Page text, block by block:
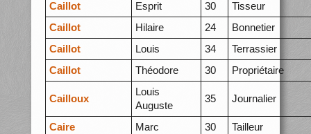
Caillot
Esprit 30
Tisseur
Caillot
Hilaire 24
Bonnetier
Caillot
Louis 34
Terrassier
Caillot
Théodore 30 Propriétaire
Cailloux
Louis
Auguste
35 Journalier
Caire Marc 30
Tailleur